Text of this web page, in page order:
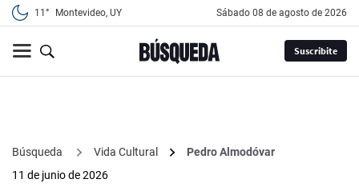
11° Montevideo, UY sábado 08 de agosto de 2026
Suscribite
Búsqueda Vida Cultural
Pedro Almodóvar
11 de junio de 2026